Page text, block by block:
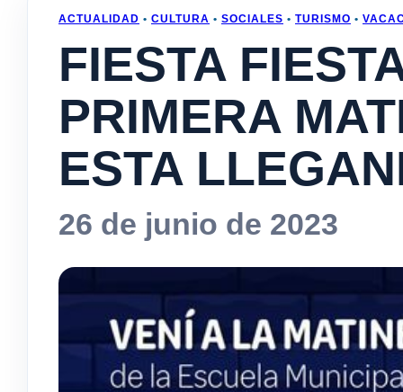
ACTUALIDAD • CULTURA • SOCIALES • TURISMO •
FIESTA
PRIMERA
ESTA
26 de junio de 2023